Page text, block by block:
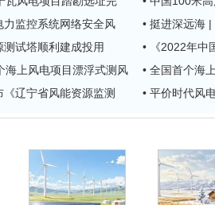
力监控系统网络安全风
• 挺进深远海
试塔顺利建成投用
• 《2022年中
海上风电项目漂浮式测风
• 全国首个海
辽宁省风能资源监测
• 平价时代风